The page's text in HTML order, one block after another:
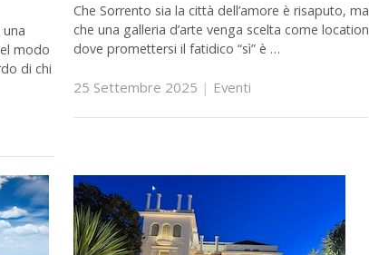
modo
di chi
Che Sorrento sia la città dell’amore è risaputo, ma
che una galleria d’arte venga scelta come location
dove promettersi il fatidico “sì” è …
25 Settembre 2025 | Eventi